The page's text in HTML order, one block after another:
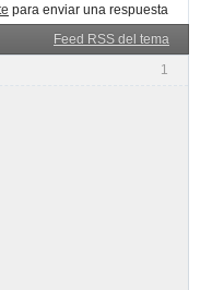
para enviar una respuesta
Feed RSS del tema
1